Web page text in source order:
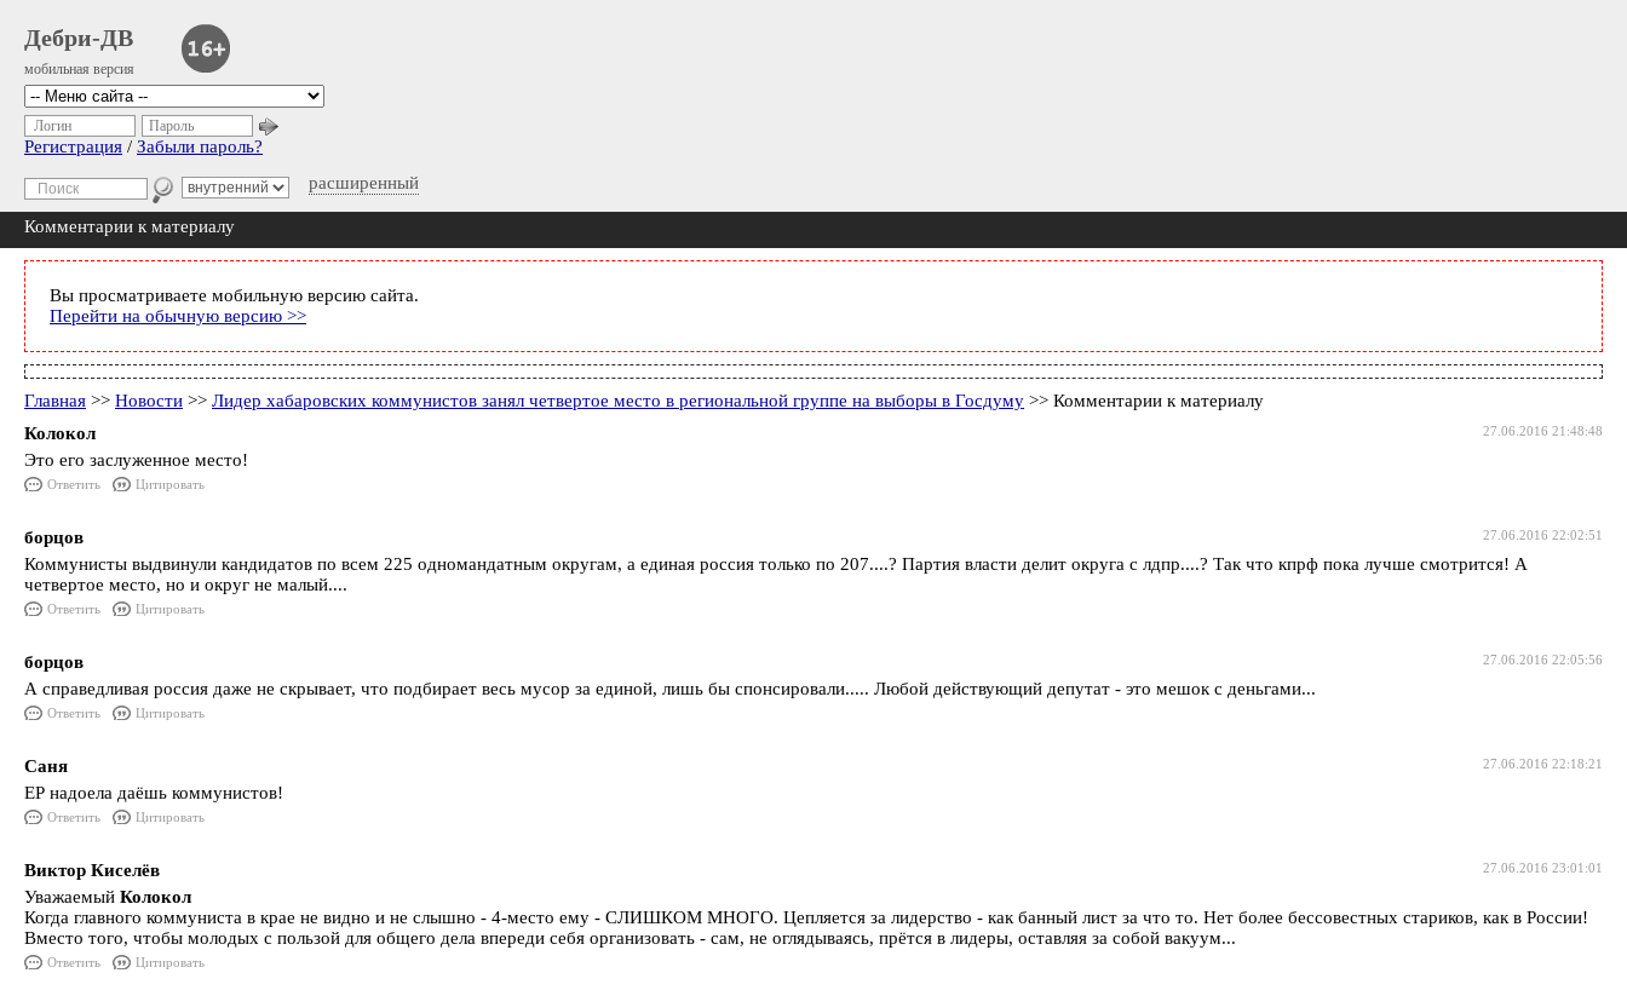
Дебри-ДВ
мобильная версия
расширенный
Логин Пароль
Регистрация / Забыли пароль?
Комментарии к материалу
Вы просматриваете мобильную версию сайта.
Перейти на обычную версию >>
Главная >> Новости >> Лидер хабаровских коммунистов занял четвертое место в региональной группе на выборы в Госдуму >> Комментарии к материалу
27.06.2016 21:48:48
Колокол
Это его заслуженное место!
Ответить Цитировать
27.06.2016 22:02:51
борцов
Коммунисты выдвинули кандидатов по всем 225 одномандатным округам, а единая россия только по 207....? Партия власти делит округа с лдпр....? Так что кпрф пока лучше смотрится! А
четвертое место, но и округ не малый....
Ответить Цитировать
27.06.2016 22:05:56
борцов
А справедливая россия даже не скрывает, что подбирает весь мусор за единой, лишь бы спонсировали..... Любой действующий депутат - это мешок с деньгами...
Ответить Цитировать
27.06.2016 22:18:21
Саня
ЕР надоела даёшь коммунистов!
Ответить Цитировать
27.06.2016 23:01:01
Виктор Киселёв
Уважаемый Колокол
Когда главного коммуниста в крае не видно и не слышно - 4-место ему - СЛИШКОМ МНОГО. Цепляется за лидерство - как банный лист за что то. Нет более бессовестных стариков, как в России!
Вместо того, чтобы молодых с пользой для общего дела впереди себя организовать - сам, не оглядываясь, прётся в лидеры, оставляя за собой вакуум...
Ответить Цитировать